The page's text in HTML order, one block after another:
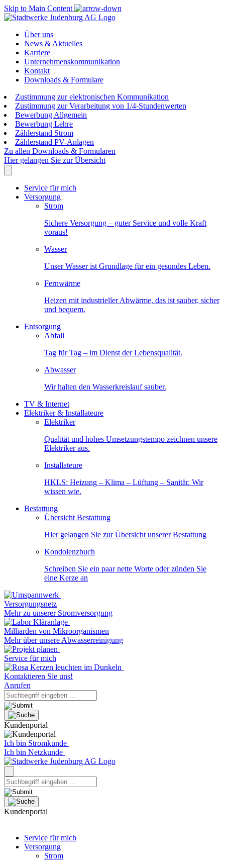
Skip to Main Content
Über uns
News & Aktuelles
Karriere
Unternehmenskommunikation
Kontakt
Downloads & Formulare
Zustimmung zur elektronischen Kommunikation
Zustimmung zur Verarbeitung von 1/4-Stundenwerten
Bewerbung Allgemein
Bewerbung Lehre
Zählerstand Strom
Zählerstand PV-Anlagen
Zu allen Downloads & Formularen
Hier gelangen Sie zur Übersicht
Service für mich
Versorgung
Strom
Sichere Versorgung – guter Service und volle Kraft
voraus!
Wasser
Unser Wasser ist Grundlage für ein gesundes Leben.
Fernwärme
Heizen mit industrieller Abwärme, das ist sauber, sicher
und bequem.
Entsorgung
Abfall
Tag für Tag – im Dienst der Lebensqualität.
Abwasser
Wir halten den Wasserkreislauf sauber.
TV & Internet
Elektriker & Installateure
Elektriker
Qualität und hohes Umsetzungstempo zeichnen unsere
Elektriker aus.
Installateure
HKLS: Heizung – Klima – Lüftung – Sanitär. Wir
wissen wie.
Bestattung
Übersicht Bestattung
Hier gelangen Sie zur Übersicht unserer Bestattung
Kondolenzbuch
Schreiben Sie ein paar nette Worte oder zünden Sie
eine Kerze an
Versorgungsnetz
Mehr zu unserer Stromversorgung
Milliarden von Mikroorganismen
Mehr über unsere Abwasserreinigung
Service für mich
Kontaktieren Sie uns!
Anrufen
Kundenportal
Ich bin Stromkunde
Ich bin Netzkunde
Kundenportal
Service für mich
Versorgung
Strom